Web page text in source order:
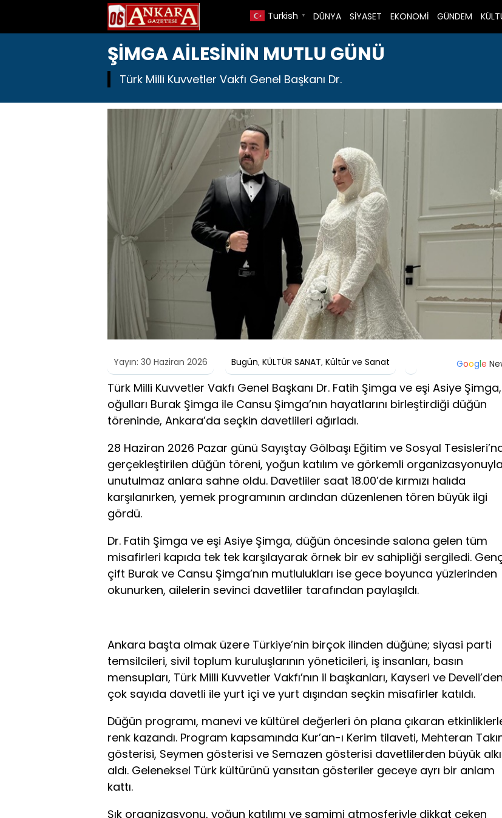
DÜNYA SİYASET EKONOMİ GÜNDEM
Turkish ▼
ŞİMGA AİLESİNİN MUTLU GÜNÜ
Türk Milli Kuvvetler Vakfı Genel Başkanı Dr.
Yayın: 30 Haziran 2026 Bugün, KÜLTÜR SANAT, Kültür ve Sanat Google
Türk Milli Kuvvetler Vakfı Genel Başkanı Dr. Fatih Şimga ve eşi Asiye Şimga,
oğulları Burak Şimga ile Cansu Şimga’nın hayatlarını birleştirdiği düğün
töreninde, Ankara’da seçkin davetlileri ağırladı.
28 Haziran 2026 Pazar günü Sayıştay Gölbaşı Eğitim ve Sosyal
gerçekleştirilen düğün töreni, yoğun katılım ve görkemli organizasyonuyla
unutulmaz anlara sahne oldu. Davetliler saat 18.00’de kırmızı halıda
karşılanırken, yemek programının ardından düzenlenen tören büyük ilgi
gördü.
Dr. Fatih Şimga ve eşi Asiye Şimga, düğün öncesinde salona gelen tüm
misafirleri kapıda tek tek karşılayarak örnek bir ev sahipliği sergiledi.
çift Burak ve Cansu Şimga’nın mutlulukları ise gece boyunca yüzlerinden
okunurken, ailelerin sevinci davetliler tarafından paylaşıldı.
Ankara başta olmak üzere Türkiye’nin birçok ilinden düğüne; siyasi parti
temsilcileri, sivil toplum kuruluşlarının yöneticileri, iş insanları, basın
mensupları, Türk Milli Kuvvetler Vakfı’nın il başkanları, Kayseri ve Develi’den
çok sayıda davetli ile yurt içi ve yurt dışından seçkin misafirler katıldı.
Düğün programı, manevi ve kültürel değerleri ön plana çıkaran
renk kazandı. Program kapsamında Kur’an-ı Kerim tilaveti, Mehteran
gösterisi, Seymen gösterisi ve Semazen gösterisi davetlilerden büyük
aldı. Geleneksel Türk kültürünü yansıtan gösteriler geceye ayrı bir anlam
kattı.
Şık organizasyonu, yoğun katılımı ve samimi atmosferiyle dikkat çeken